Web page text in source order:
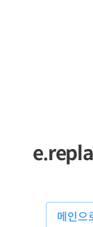
메인으